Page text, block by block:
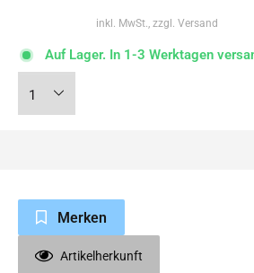
inkl. MwSt., zzgl. Versand
Auf Lager. In 1-3 Werktagen
Merken
Artikelherkunft